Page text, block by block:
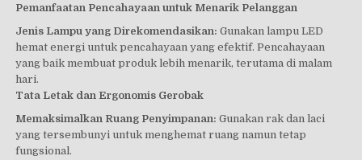
Pemanfaatan Pencahayaan untuk Menarik Pelanggan
Jenis Lampu yang Direkomendasikan: Gunakan lampu LED
hemat energi untuk pencahayaan yang efektif. Pencahayaan
yang baik membuat produk lebih menarik, terutama di malam
hari.
Tata Letak dan Ergonomis Gerobak
Memaksimalkan Ruang Penyimpanan: Gunakan rak dan laci
yang tersembunyi untuk menghemat ruang namun tetap
fungsional.